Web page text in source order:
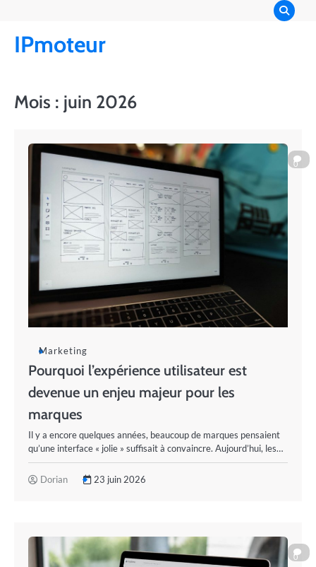
content
IPmoteur
Mois : juin 2026
0
Marketing
Pourquoi l’expérience utilisateur est
devenue un enjeu majeur pour les
marques
Il y a encore quelques années, beaucoup de marques pensaient
qu’une interface « jolie » suffisait à convaincre. Aujourd’hui, les…
Dorian 23 juin 2026
0